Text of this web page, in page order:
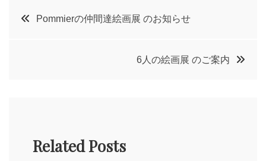
投
Pommierの仲間達絵画展 のお知らせ
6人の絵画展 のご案内
Related Posts